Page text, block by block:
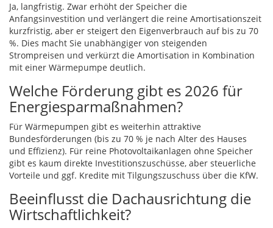
Ja, langfristig. Zwar erhöht der Speicher die
Anfangsinvestition und verlängert die reine Amortisationszeit
kurzfristig, aber er steigert den Eigenverbrauch auf bis zu 70
%. Dies macht Sie unabhängiger von steigenden
Strompreisen und verkürzt die Amortisation in Kombination
mit einer Wärmepumpe deutlich.
Welche Förderung gibt es 2026 für
Energiesparmaßnahmen?
Für Wärmepumpen gibt es weiterhin attraktive
Bundesförderungen (bis zu 70 % je nach Alter des Hauses
und Effizienz). Für reine Photovoltaikanlagen ohne Speicher
gibt es kaum direkte Investitionszuschüsse, aber steuerliche
Vorteile und ggf. Kredite mit Tilgungszuschuss über die KfW.
Beeinflusst die Dachausrichtung die
Wirtschaftlichkeit?